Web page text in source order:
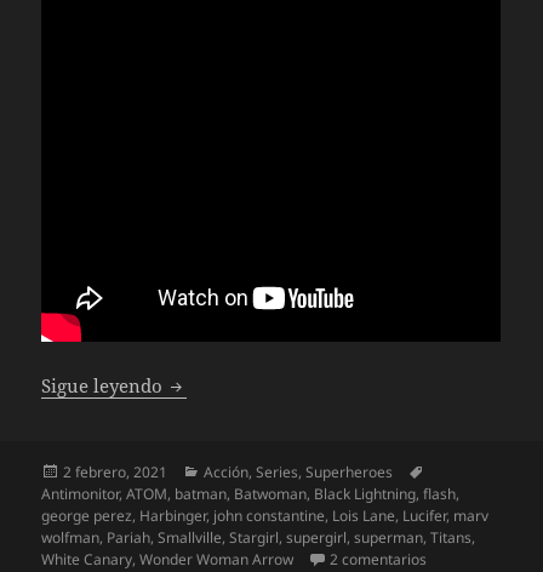
Sigue leyendo Crisis en Tierras Infinitas
Publicado
el
2 febrero, 2021 Categorías
Acción,Series,Superheroes
Antimonitor,ATOM, batman, Batwoman, Black Lightning,flash,
george perez, Harbinger, john constantine, Lois Lane, Lucifer, marv
wolfman, Pariah,Smallville,Stargirl,supergirl,superman,Titans,
White Canary,Wonder Woman Arrow 2 comentarios